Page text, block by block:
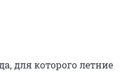
для которого летние